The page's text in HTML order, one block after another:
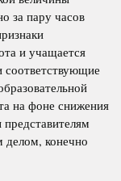
за пару часов
и учащается
соответствующие
на фоне снижения
конечно